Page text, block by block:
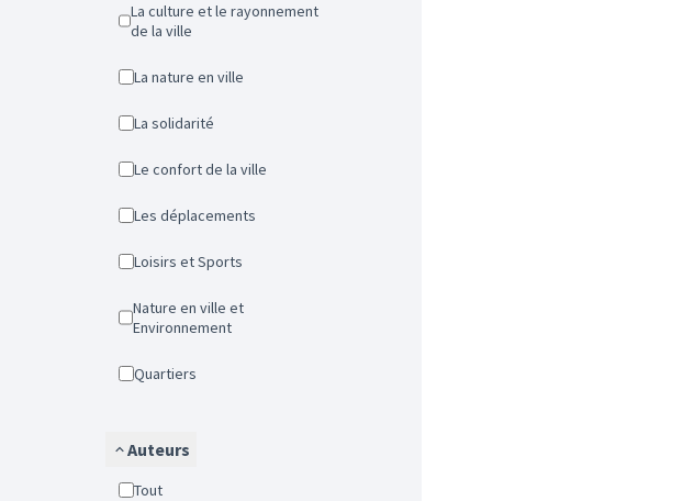
La culture et le rayonnement
de la ville
La nature en ville
La solidarité
Le confort de la ville
Les déplacements
Loisirs et Sports
Nature en ville et
Environnement
Quartiers
Auteurs
Tout